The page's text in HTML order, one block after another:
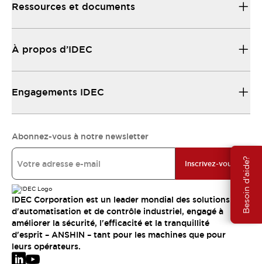
Besoin d'aide?
Ressources et documents
À propos d’IDEC
Engagements IDEC
Abonnez-vous à notre newsletter
Inscrivez-vous
IDEC Corporation est un leader mondial des solutions
d'automatisation et de contrôle industriel, engagé à
améliorer la sécurité, l'efficacité et la tranquillité
d'esprit – ANSHIN – tant pour les machines que pour
leurs opérateurs.